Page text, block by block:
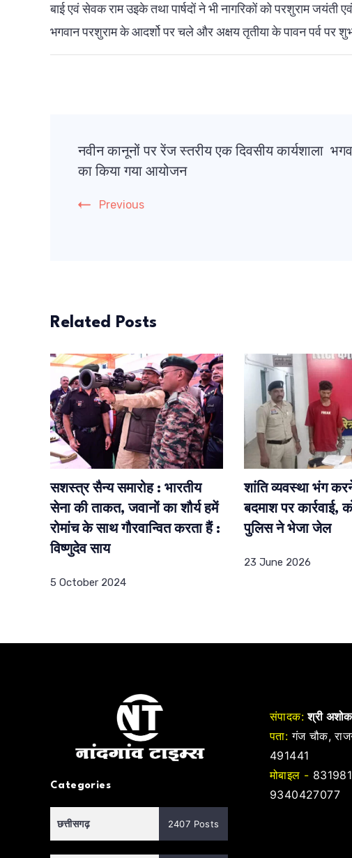
बाई एवं सेवक राम उइके तथा पार्षदों ने भी नागरिकों को परशुराम जयंती
भगवान परशुराम के आदर्शो पर चले और अक्षय तृतीया के पावन पर्व पर
Navigation
नवीन कानूनों पर रेंज स्तरीय एक दिवसीय कार्यशाला
का किया गया आयोजन
Previous
Related Posts
सशस्त्र सैन्य समारोह : भारतीय
सेना की ताकत, जवानों का शौर्य हमें
रोमांच के साथ गौरवान्वित करता हैं :
विष्णुदेव साय
5 October 2024
शांति व्यवस्था भंग
बदमाश पर कार्रवाई,
पुलिस ने भेजा जेल
23 June 2026
Categories
छत्तीसगढ़ 2407 Posts
संपादक: श्री
पता: गंज चौक,
491441
मोबाइल -
9340427077